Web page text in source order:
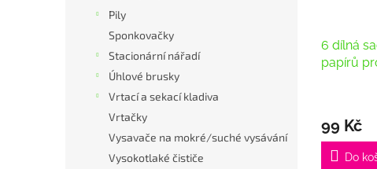
Pily
Sponkovačky
Stacionární nářadí
Úhlové brusky
Vrtací a sekací kladiva
Vrtačky
Vysavače na mokré/suché vysávání
Vysokotlaké čističe
6 dílná
papírů
99 Kč
Do